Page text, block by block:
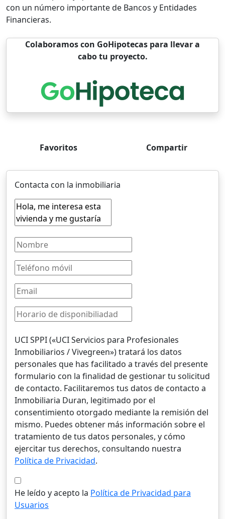
con un número importante de Bancos y Entidades
Financieras.
Colaboramos con GoHipotecas para llevar a
cabo tu proyecto.
Favoritos Compartir
Contacta con la inmobiliaria
UCI SPPI («UCI Servicios para Profesionales
Inmobiliarios / Vivegreen») tratará los datos
personales que has facilitado a través del presente
formulario con la finalidad de gestionar tu solicitud
de contacto. Facilitaremos tus datos de contacto a
Inmobiliaria Duran, legitimado por el
consentimiento otorgado mediante la remisión del
mismo. Puedes obtener más información sobre el
tratamiento de tus datos personales, y cómo
ejercitar tus derechos, consultando nuestra
Política de Privacidad.
He leído y acepto la Política de Privacidad para
Usuarios